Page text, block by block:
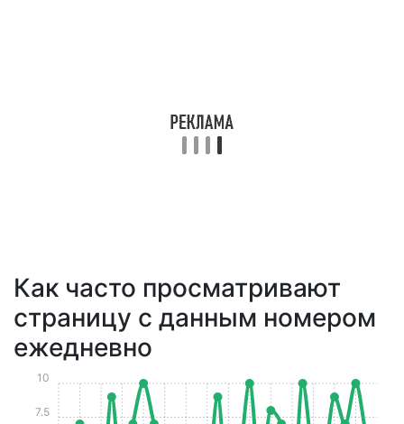
Как часто просматривают
страницу с данным номером
ежедневно
7.5
10